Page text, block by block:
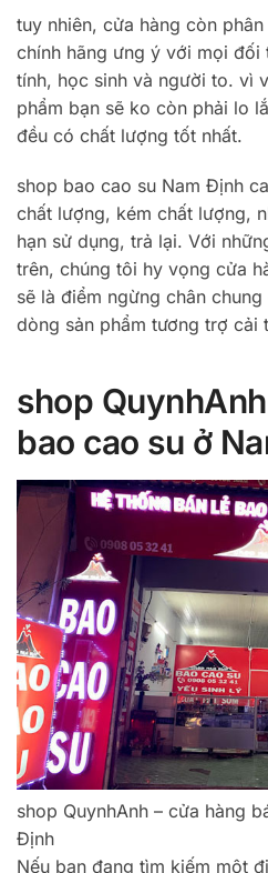
tuy nhiên, cửa hàng còn
chính hãng ưng ý với mọi
tính, học sinh và người to. vì
phẩm bạn sẽ ko còn phải lo
đều có chất lượng tốt nhất.
shop bao cao su Nam Định
chất lượng, kém chất lượng,
hạn sử dụng, trả lại. Với
trên, chúng tôi hy vọng cửa
sẽ là điểm ngừng chân
dòng sản phẩm tương trợ cải
shop
bao cao su ở
shop QuynhAnh – cửa hàng
Định
Nếu bạn đang tìm kiếm một